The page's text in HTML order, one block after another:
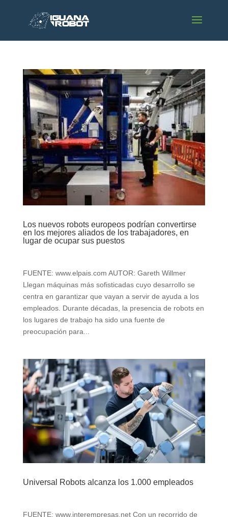
Los nuevos robots europeos podrían convertirse
en los mejores aliados de los trabajadores, en
lugar de ocupar sus puestos
FUENTE: www.elpais.com AUTOR: Gareth Willmer
Llegan máquinas más sofisticadas cuyo desarrollo se
centra en garantizar que vayan a servir de ayuda a los
empleados. Durante décadas, la presencia de robots en
los lugares de trabajo ha sido una fuente de
preocupación para...
Universal Robots alcanza los 1.000 empleados
FUENTE: www.interempresas.net Con un recorrido de